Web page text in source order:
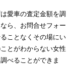
愛車の査定金額を調
ら、お問合せフォー
ことなくその場にい
とがわからない女性
べることができま